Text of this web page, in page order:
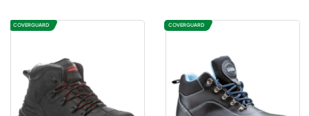
COVERGUARD COVERGUARD